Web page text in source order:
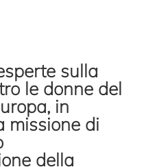
sulla
le donne del
in
missione di
della